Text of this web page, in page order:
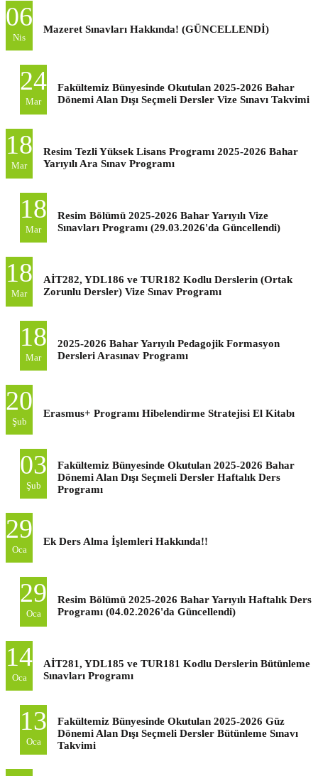
06
Nis
Mazeret Sınavları Hakkında! (GÜNCELLENDİ)
24
Mar
Fakültemiz Bünyesinde Okutulan 2025-2026 Bahar
Dönemi Alan Dışı Seçmeli Dersler Vize Sınavı Takvimi
18
Mar
Resim Tezli Yüksek Lisans Programı 2025-2026 Bahar
Yarıyılı Ara Sınav Programı
18
Mar
Resim Bölümü 2025-2026 Bahar Yarıyılı Vize
Sınavları Programı (29.03.2026'da Güncellendi)
18
Mar
AİT282, YDL186 ve TUR182 Kodlu Derslerin (Ortak
Zorunlu Dersler) Vize Sınav Programı
18
Mar
2025-2026 Bahar Yarıyılı Pedagojik Formasyon
Dersleri Arasınav Programı
20
Şub
Erasmus+ Programı Hibelendirme Stratejisi El Kitabı
03
Şub
Fakültemiz Bünyesinde Okutulan 2025-2026 Bahar
Dönemi Alan Dışı Seçmeli Dersler Haftalık Ders
Programı
29
Oca
Ek Ders Alma İşlemleri Hakkında!!
29
Oca
Resim Bölümü 2025-2026 Bahar Yarıyılı Haftalık Ders
Programı (04.02.2026'da Güncellendi)
14
Oca
AİT281, YDL185 ve TUR181 Kodlu Derslerin Bütünleme
Sınavları Programı
13
Oca
Fakültemiz Bünyesinde Okutulan 2025-2026 Güz
Dönemi Alan Dışı Seçmeli Dersler Bütünleme Sınavı
Takvimi